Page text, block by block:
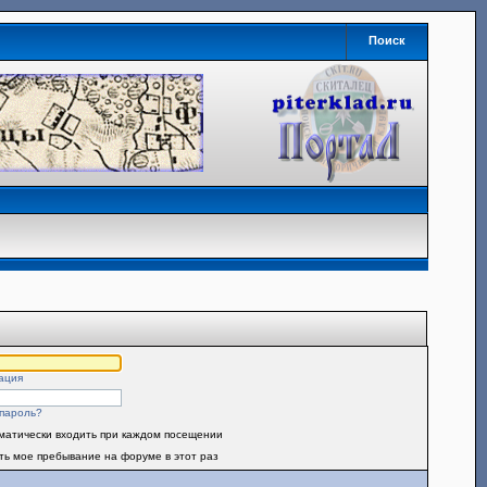
Поиск
входить при каждом посещении
мое пребывание на форуме в этот раз